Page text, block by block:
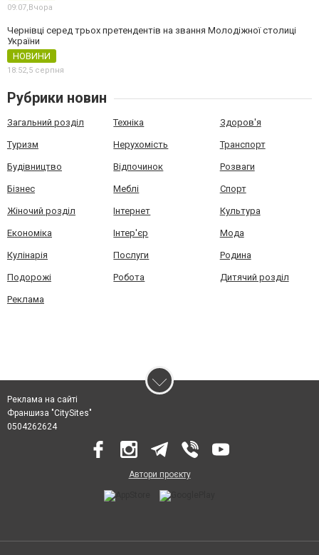
09:07, Вчора
Чернівці серед трьох претендентів на звання Молодіжної столиці
України
НОВИНИ
18:52, 5 серпня
Рубрики новин
Загальний розділ Техніка Здоров'я
Туризм Нерухомість Транспорт
Будівництво Відпочинок Розваги
Бізнес Меблі Спорт
Жіночий розділ Інтернет Культура
Економіка Інтер'єр Мода
Кулінарія Послуги Родина
Подорожі Робота Дитячий розділ
Реклама
Реклама на сайті
Франшиза "CitySites"
0504262624
Автори проєкту